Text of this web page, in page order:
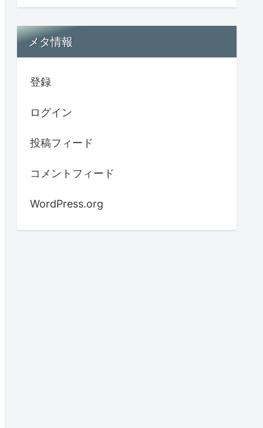
メタ情報
登録
ログイン
投稿フィード
コメントフィード
WordPress.org